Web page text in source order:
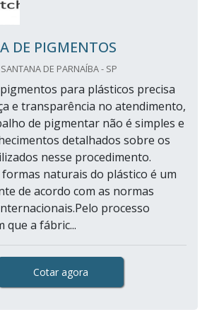
DE PIGMENTOS
DE PARNAÍBA - SP
para plásticos precisa
e transparência no atendimento,
de pigmentar não é simples e
detalhados sobre os
nesse procedimento.
naturais do plástico é um
de acordo com as normas
processo
que a fábric...
Cotar agora